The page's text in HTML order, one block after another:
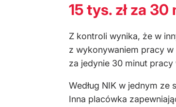
15 tys. zł za
Z kontroli wynika, że w
z wykonywaniem pracy w
za jedynie 30 minut pracy
Według NIK w jednym
Inna placówka